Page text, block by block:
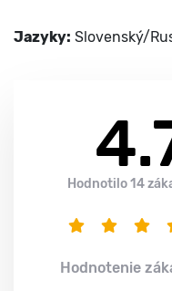
Jazyky: Slovenský/
Hodnotilo 14
Hodnotenie